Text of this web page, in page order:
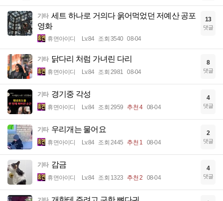
기타 세트 하나로 거의다 욹어먹었던 저예산 공포
영화
휴면아이디 Lv.84 조회 3540 08-04
13
댓글
기타 닭다리 처럼 가녀린 다리
휴면아이디 Lv.84 조회 2981 08-04
8
댓글
기타 경기중 각성
휴면아이디 Lv.84 조회 2959 추천 4 08-04
4
댓글
기타 우리개는 물어요
휴면아이디 Lv.84 조회 2445 추천 1 08-04
2
댓글
기타 감금
휴면아이디 Lv.84 조회 1323 추천 2 08-04
4
댓글